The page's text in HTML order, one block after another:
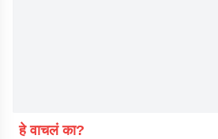
हे वाचलं का?